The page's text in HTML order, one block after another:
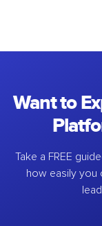
Want to
Take a FREE
how easily you